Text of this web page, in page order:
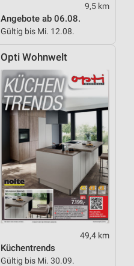
9,5 km
Angebote ab 06.08.
Gültig bis Mi. 12.08.
Opti Wohnwelt
49,4 km
Küchentrends
Gültig bis Mi. 30.09.